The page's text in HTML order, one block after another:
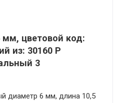
мм, цветовой код:
из: 30160 Р
3
диаметр 6 мм, длина 10,5